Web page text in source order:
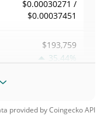
$0.00030271 /
$0.00037451
$193,759
35.44%
provided byCoingeckoAPI